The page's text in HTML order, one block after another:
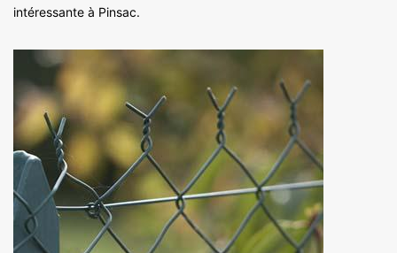
intéressante à Pinsac.